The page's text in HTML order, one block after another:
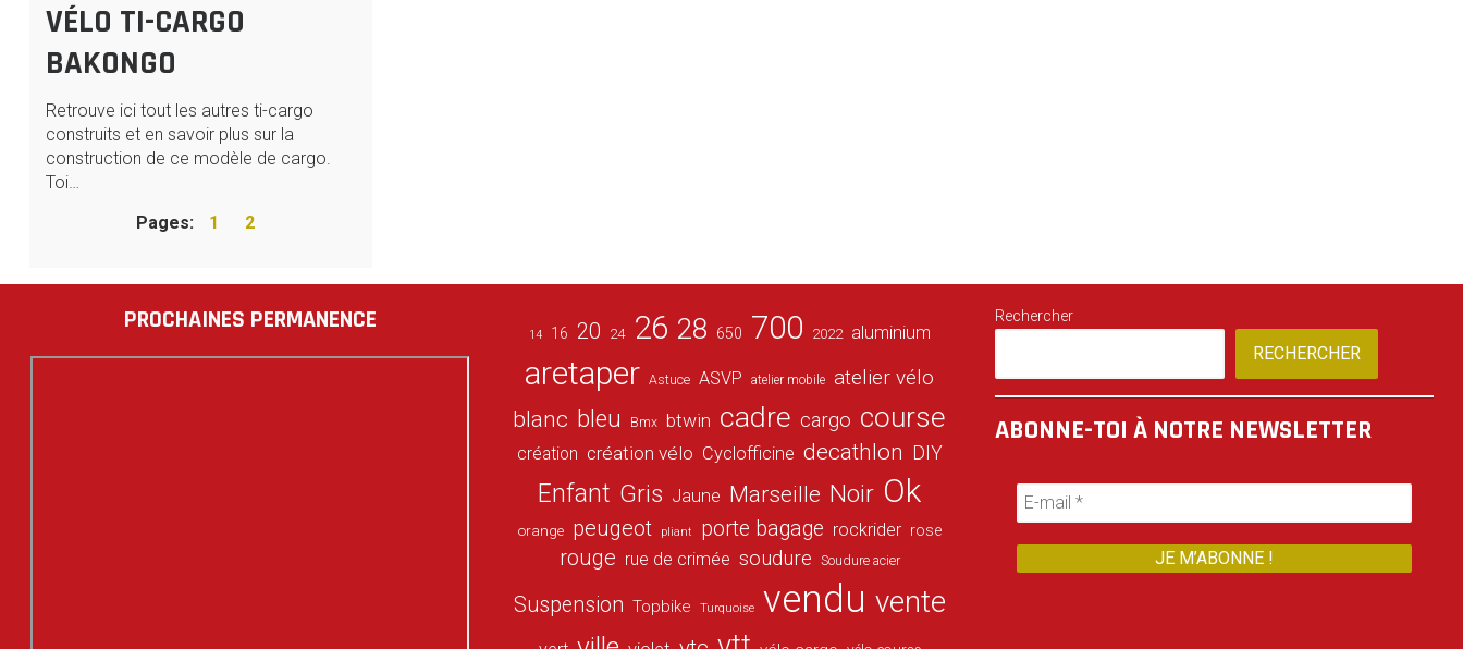
VÉLO TI-CARGO
BAKONGO
Retrouve ici tout les autres ti-cargo
construits et en savoir plus sur la
construction de ce modèle de cargo.
Toi…
Pages:
1 2
PROCHAINES PERMANENCE 14 16 20 24 26 28 650 700 2022 aluminium
aretaper Astuce ASVP atelier mobile atelier vélo
blanc bleu Bmx btwin cadre cargo course
création création vélo Cyclofficine decathlon DIY
Enfant Gris Jaune Marseille Noir Ok
orange peugeot pliant porte bagage rockrider rose
rouge rue de crimée soudure Soudure acier
Suspension Topbike Turquoise vendu vente
Rechercher
RECHERCHER
ABONNE-TOI À NOTRE NEWSLETTER